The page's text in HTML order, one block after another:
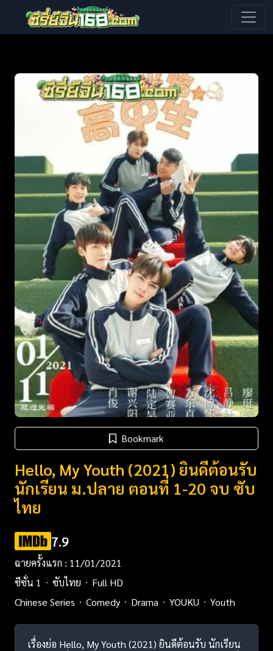
Bookmark
Hello, My Youth (2021) ยินดีต้อนรับ
นักเรียน ม.ปลาย ตอนที่ 1-20 จบ ซับ
ไทย
7.9
ฉายครั้งแรก : 11/01/2021
ซีซั่น 1
ซับไทย
Full HD
Chinese Series
Comedy Drama YOUKU Youth
เรื่องย่อ Hello, My Youth (2021) ยินดีต้อนรับ นักเรียน